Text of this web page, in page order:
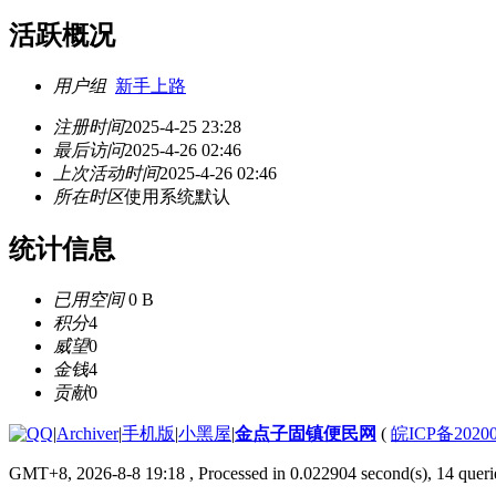
活跃概况
用户组 新手上路
注册时间2025-4-25 23:28
最后访问2025-4-26 02:46
上次活动时间2025-4-26 02:46
所在时区使用系统默认
统计信息
已用空间0 B
积分4
威望0
金钱4
贡献0
|Archiver|手机版|小黑屋|金点子固镇便民网 ( 皖ICP备
GMT+8, 2026-8-8 19:18 , Processed in 0.022904 second(s), 14